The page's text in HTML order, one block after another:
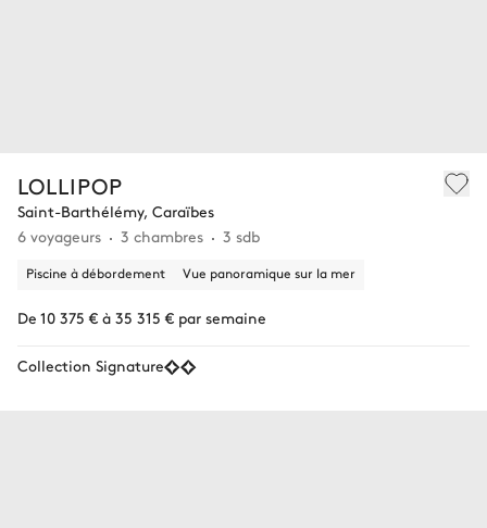
LOLLIPOP
Saint-Barthélémy, Caraïbes
6 voyageurs
3 chambres 3 sdb
Piscine à débordement Vue panoramique sur la mer
De 10 375 € à 35 315 € par semaine
Collection Signature